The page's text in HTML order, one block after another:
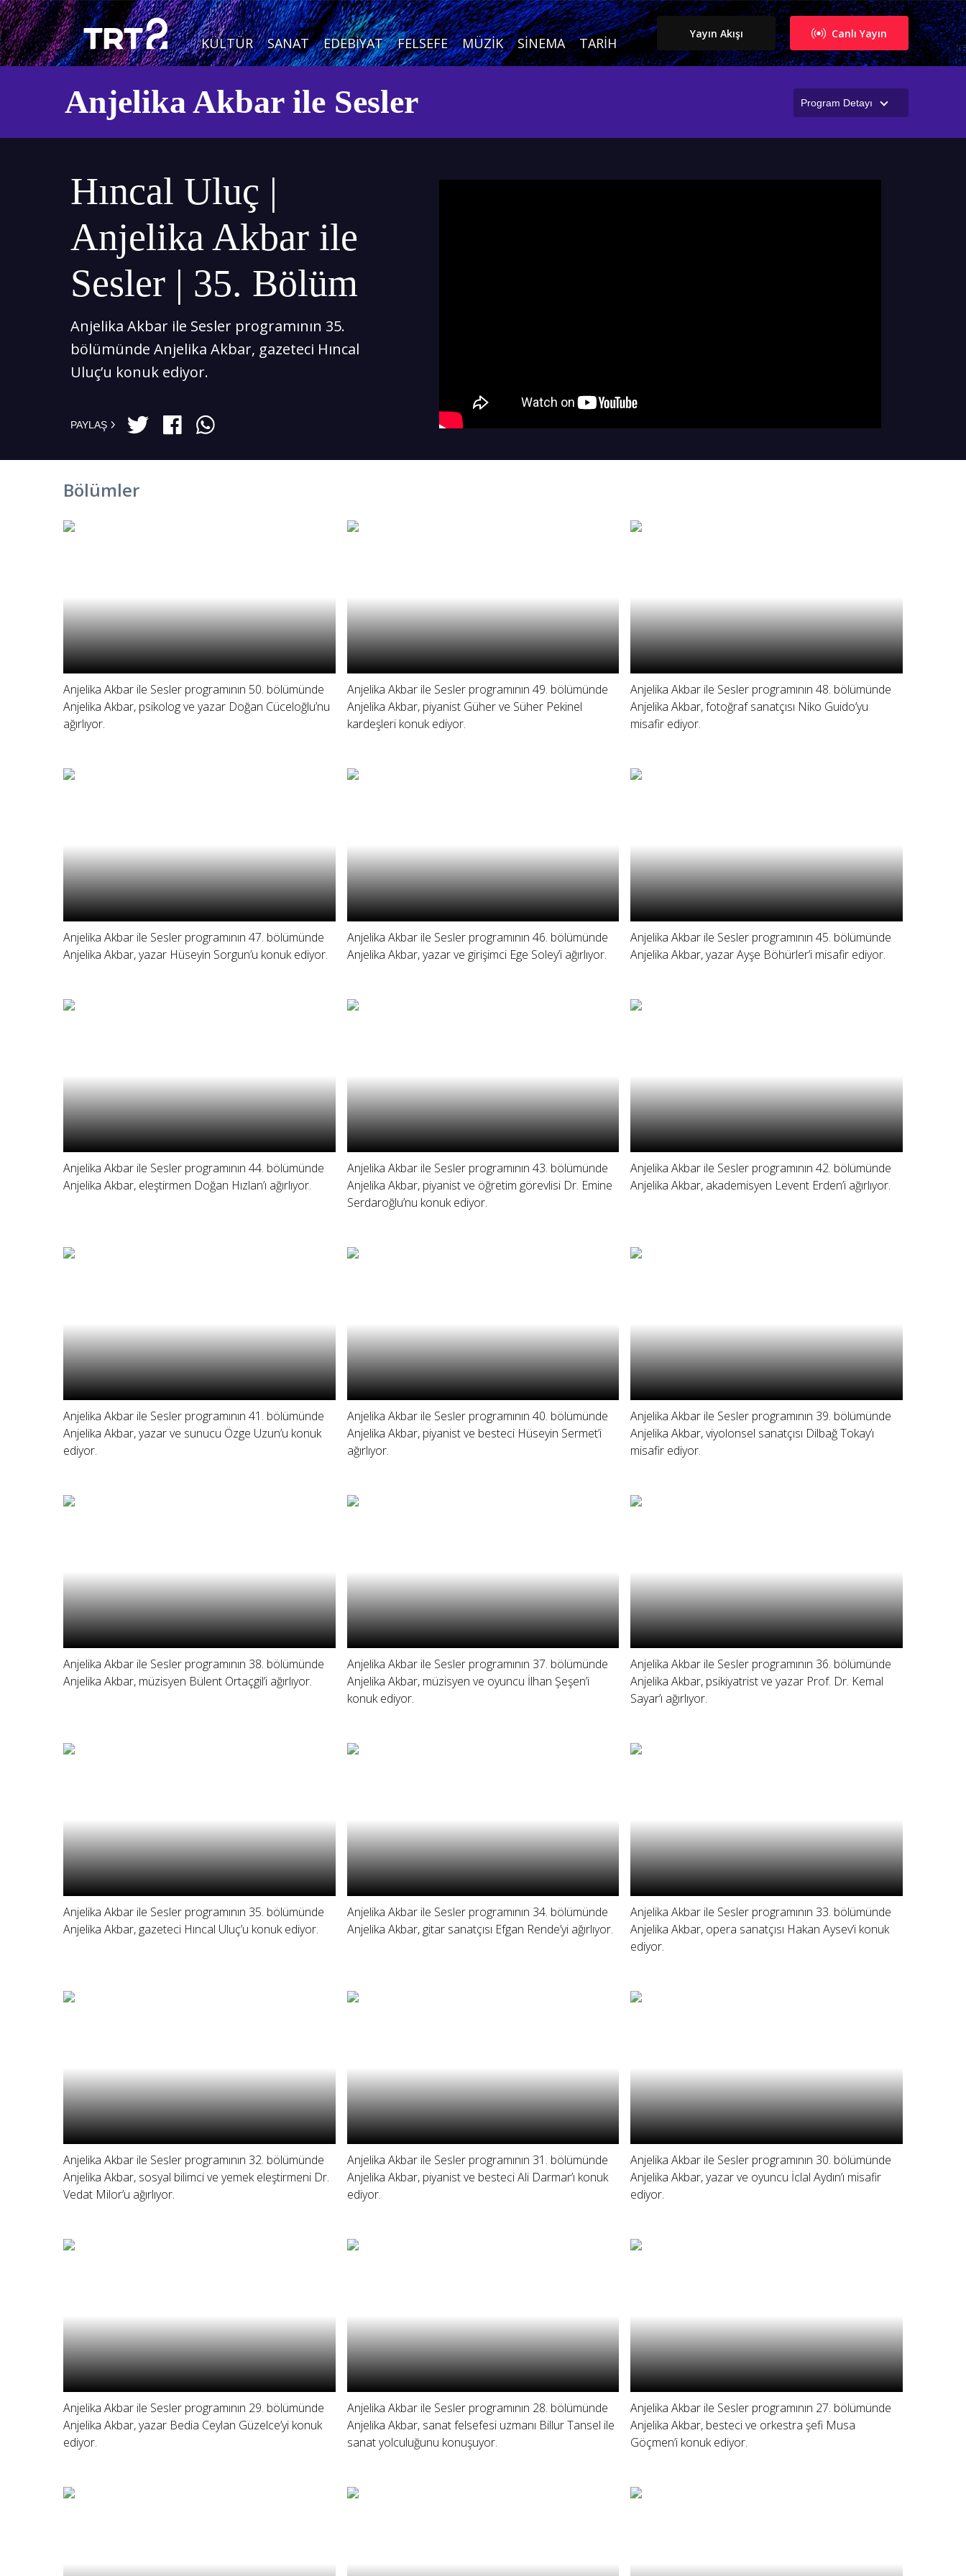
KÜLTÜR SANAT EDEBIYAT FELSEFE MÜZIK SINEMA TARIH
Canlı Yayın
Yayın Akışı
Program Detayı
Anjelika Akbar ile Sesler
Hıncal Uluç |
Anjelika Akbar ile
Sesler | 35. Bölüm
Anjelika Akbar ile Sesler programının 35.
bölümünde Anjelika Akbar, gazeteci Hıncal
Uluç’u konuk ediyor.
PAYLAŞ
Bölümler
Anjelika Akbar ile Sesler programının 50. bölümünde
Anjelika Akbar, psikolog ve yazar Doğan Cüceloğlu’nu
ağırlıyor.
Anjelika Akbar ile Sesler programının 49. bölümünde
Anjelika Akbar, piyanist Güher ve Süher Pekinel
kardeşleri konuk ediyor.
Anjelika Akbar ile Sesler programının 48. bölümünde
Anjelika Akbar, fotoğraf sanatçısı Niko Guido’yu
misafir ediyor.
Anjelika Akbar ile Sesler programının 47. bölümünde
Anjelika Akbar, yazar Hüseyin Sorgun’u konuk ediyor.
Anjelika Akbar ile Sesler programının 46. bölümünde
Anjelika Akbar, yazar ve girişimci Ege Soley’i ağırlıyor.
Anjelika Akbar ile Sesler programının 45. bölümünde
Anjelika Akbar, yazar Ayşe Böhürler’i misafir ediyor.
Anjelika Akbar ile Sesler programının 44. bölümünde
Anjelika Akbar, eleştirmen Doğan Hızlan’ı ağırlıyor.
Anjelika Akbar ile Sesler programının 43. bölümünde
Anjelika Akbar, piyanist ve öğretim görevlisi Dr. Emine
Serdaroğlu’nu konuk ediyor.
Anjelika Akbar ile Sesler programının 42. bölümünde
Anjelika Akbar, akademisyen Levent Erden’i ağırlıyor.
Anjelika Akbar ile Sesler programının 41. bölümünde
Anjelika Akbar, yazar ve sunucu Özge Uzun’u konuk
ediyor.
Anjelika Akbar ile Sesler programının 40. bölümünde
Anjelika Akbar, piyanist ve besteci Hüseyin Sermet’i
ağırlıyor.
Anjelika Akbar ile Sesler programının 39. bölümünde
Anjelika Akbar, viyolonsel sanatçısı Dilbağ Tokay’ı
misafir ediyor.
Anjelika Akbar ile Sesler programının 38. bölümünde
Anjelika Akbar, müzisyen Bülent Ortaçgil’i ağırlıyor.
Anjelika Akbar ile Sesler programının 37. bölümünde
Anjelika Akbar, müzisyen ve oyuncu İlhan Şeşen’i
konuk ediyor.
Anjelika Akbar ile Sesler programının 36. bölümünde
Anjelika Akbar, psikiyatrist ve yazar Prof. Dr. Kemal
Sayar’ı ağırlıyor.
Anjelika Akbar ile Sesler programının 35. bölümünde
Anjelika Akbar, gazeteci Hıncal Uluç’u konuk ediyor.
Anjelika Akbar ile Sesler programının 34. bölümünde
Anjelika Akbar, gitar sanatçısı Efgan Rende’yi ağırlıyor.
Anjelika Akbar ile Sesler programının 33. bölümünde
Anjelika Akbar, opera sanatçısı Hakan Aysev’i konuk
ediyor.
Anjelika Akbar ile Sesler programının 32. bölümünde
Anjelika Akbar, sosyal bilimci ve yemek eleştirmeni Dr.
Vedat Milor’u ağırlıyor.
Anjelika Akbar ile Sesler programının 31. bölümünde
Anjelika Akbar, piyanist ve besteci Ali Darmar’ı konuk
ediyor.
Anjelika Akbar ile Sesler programının 30. bölümünde
Anjelika Akbar, yazar ve oyuncu İclal Aydın’ı misafir
ediyor.
Anjelika Akbar ile Sesler programının 29. bölümünde
Anjelika Akbar, yazar Bedia Ceylan Güzelce’yi konuk
ediyor.
Anjelika Akbar ile Sesler programının 28. bölümünde
Anjelika Akbar, sanat felsefesi uzmanı Billur Tansel ile
sanat yolculuğunu konuşuyor.
Anjelika Akbar ile Sesler programının 27. bölümünde
Anjelika Akbar, besteci ve orkestra şefi Musa
Göçmen’i konuk ediyor.